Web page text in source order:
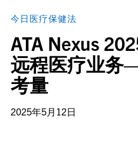
今日医疗保健法
ATA Nexus
远程医疗业
考量
2025年5月12日